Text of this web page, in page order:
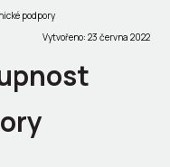
podpory
Vytvořeno: 23 června 2022